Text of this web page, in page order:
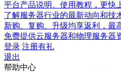
平台产品说明、使用教程，更快
了解服务器行业的最新动向和技
新购、复购、升级均享返利，最
免费提供云服务器和物理服务器
登录 注册有礼
退出
帮助中心